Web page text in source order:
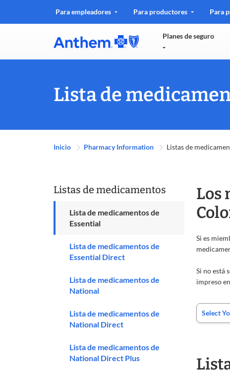
Para empleadores Para productores
.
Se
Para
Planes de seguro
Lista de
Inicio Pharmacy Information Listas de
Listas de medicamentos
Lista de medicamentos de
Essential
Lista de medicamentos de
Essential Direct
Lista de medicamentos de
National
Lista de medicamentos de
National Direct
Lista de medicamentos de
National Direct Plus
Los
Si es
Si no está
impreso